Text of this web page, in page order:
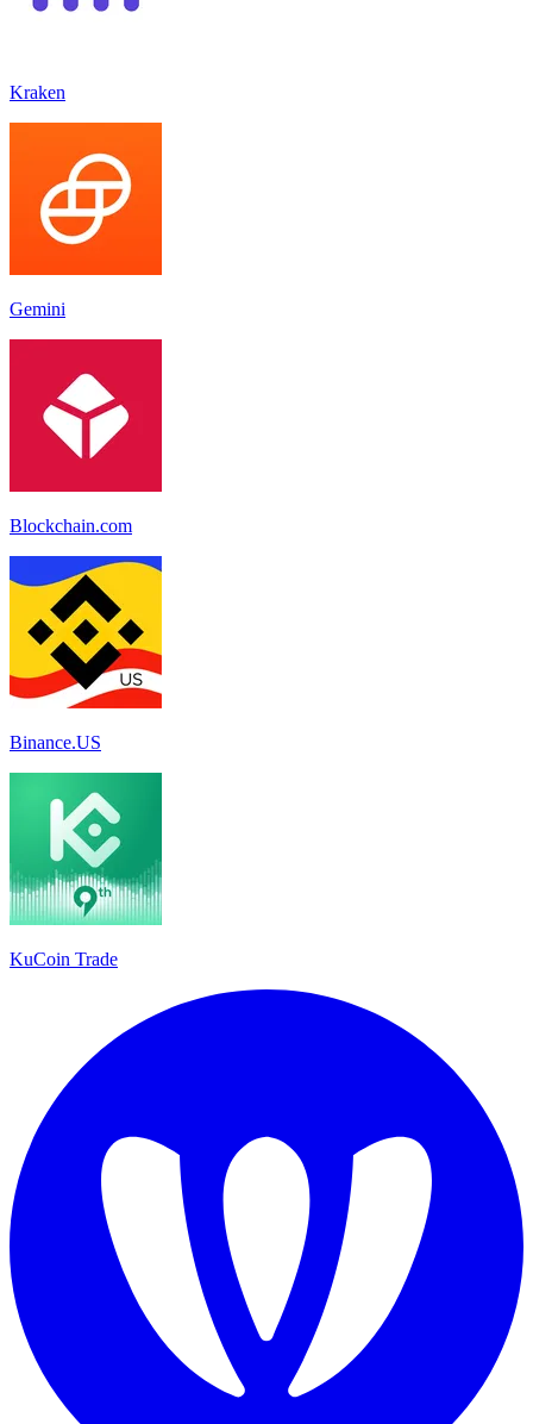
Kraken
Gemini
Blockchain.com
Binance.US
KuCoin Trade